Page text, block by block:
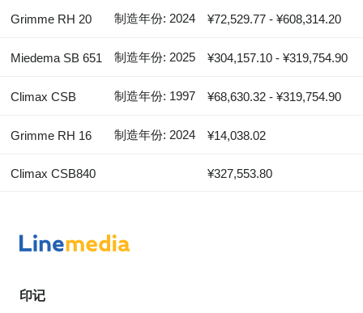
Grimme RH 20 制造年份: 2024 ¥72,529.77 - ¥608,314.20
Miedema SB 651 制造年份: 2025 ¥304,157.10 - ¥319,754.90
Climax CSB 制造年份: 1997 ¥68,630.32 - ¥319,754.90
Grimme RH 16 制造年份: 2024 ¥14,038.02
Climax CSB840 ¥327,553.80
印记